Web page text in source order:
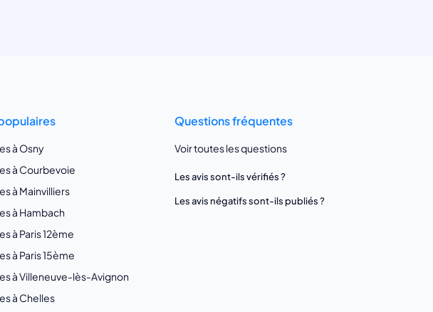
à Osny
à Courbevoie
à Mainvilliers
à Hambach
à Paris 12ème
à Paris 15ème
à Villeneuve-lès-Avignon
à Chelles
Questions fréquentes
Voir toutes les questions
Les avis sont-ils vérifiés ?
Les avis négatifs sont-ils publiés ?